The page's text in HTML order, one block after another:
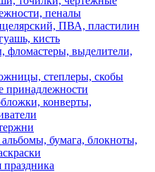
пеналы
ПВА, пластилин
кисть
фломастеры, выделители,
степлеры, скобы
принадлежности
конверты,
альбомы, бумага, блокноты,
праздника